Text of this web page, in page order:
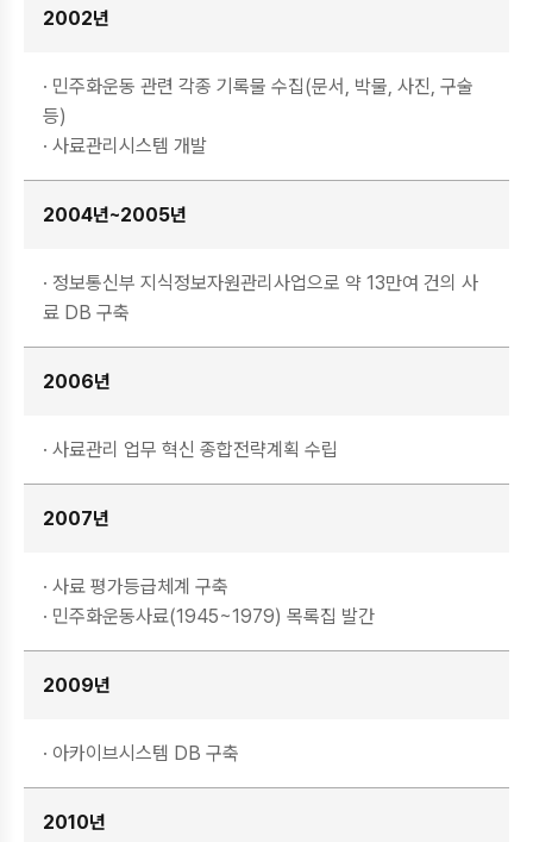
2002년
· 민주화운동 관련 각종 기록물 수집(문서, 박물, 사진, 구술
등)
· 사료관리시스템 개발
2004년~2005년
· 정보통신부 지식정보자원관리사업으로 약 13만여 건의 사
료 DB 구축
2006년
· 사료관리 업무 혁신 종합전략계획 수립
2007년
· 사료 평가등급체계 구축
· 민주화운동사료(1945~1979) 목록집 발간
2009년
· 아카이브시스템 DB 구축
2010년